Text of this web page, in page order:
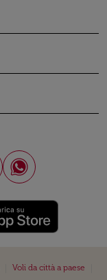
Voli da città a paese